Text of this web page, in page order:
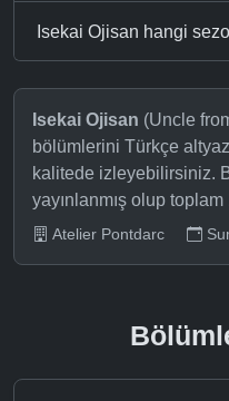
Isekai Ojisan hangi
Isekai Ojisan (Uncle
bölümlerini Türkçe
kalitede izleyebilirsiniz.
yayınlanmış olup
Atelier Pontdarc